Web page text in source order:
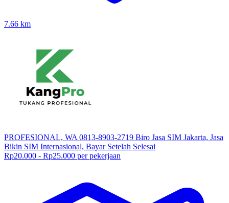
7.66 km
PROFESIONAL, WA 0813-8903-2719 Biro Jasa SIM Jakarta, Jasa
Bikin SIM Internasional, Bayar Setelah Selesai
Rp20.000 - Rp25.000 per pekerjaan